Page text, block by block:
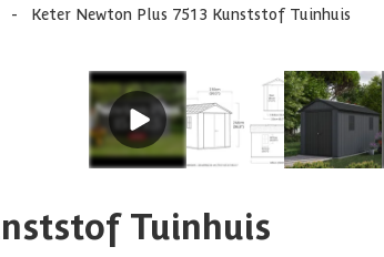
- Keter Newton Plus 7513 Kunststof Tuinhuis
Tuinhuis